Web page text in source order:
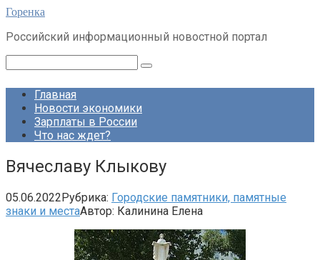
Перейти
контенту
Горенка
Российский информационный новостной портал
Главная
Новости экономики
Зарплаты в России
Что нас ждет?
Вячеславу Клыкову
05.06.2022Рубрика: Городские памятники, памятные
знаки и местаАвтор: Калинина Елена